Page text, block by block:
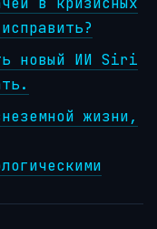
новый ИИ Siri
жизни,